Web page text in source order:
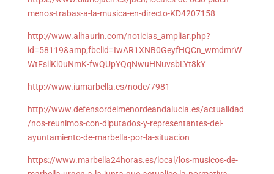
menos-trabas-a-la-musica-en-directo-KD4207158
http://www.alhaurin.com/noticias_ampliar.php?
id=58119&amp;fbclid=IwAR1XNB0GeyfHQCn_wmdmrW
WtFsilKi0uNmK-fwQUpYQqNwuHNuvsbLYt8kY
http://www.iumarbella.es/node/7981
http://www.defensordelmenordeandalucia.es/actualidad
/nos-reunimos-con-diputados-y-representantes-del-
ayuntamiento-de-marbella-por-la-situacion
https://www.marbella24horas.es/local/los-musicos-de-